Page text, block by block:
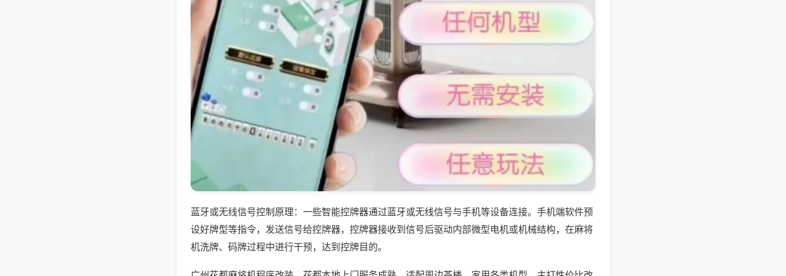
蓝牙或无线信号控制原理：一些智能控牌器通过蓝牙或无线信号与手机等设备连接。手机端软件预
设好牌型等指令，发送信号给控牌器，控牌器接收到信号后驱动内部微型电机或机械结构，在麻将
机洗牌、码牌过程中进行干预，达到控牌目的。